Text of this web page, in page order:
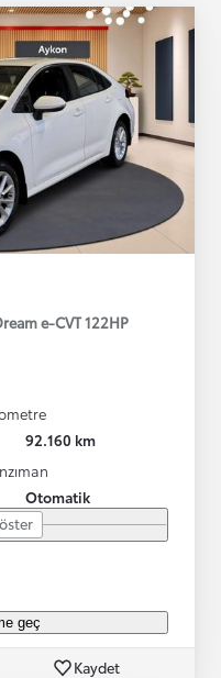
e-CVT 122HP
92.160 km
Otomatik
geç
Kaydet